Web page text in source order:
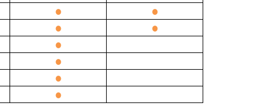
● ●
● ●
●
●
●
●